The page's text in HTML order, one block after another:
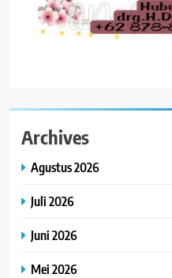
Archives
Agustus 2026
Juli 2026
Juni 2026
Mei 2026